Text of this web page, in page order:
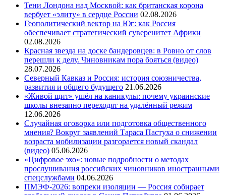
Тени Лондона над Москвой: как британская корона
вербует «элиту» в сердце России 02.08.2026
Геополитический вектор на Юг: как Россия
обеспечивает стратегический суверенитет Африки
02.08.2026
Красная звезда на доске бандеровцев: в Ровно от слов
перешли к делу. Чиновникам пора бояться (видео)
28.07.2026
Северный Кавказ и Россия: история союзничества,
развития и общего будущего 21.06.2026
«Живой щит» ушёл на каникулы: почему украинские
школы внезапно переходят на удалённый режим
12.06.2026
Случайная оговорка или подготовка общественного
мнения? Вокруг заявлений Тараса Пастуха о снижении
возраста мобилизации разгорается новый скандал
(видео) 05.06.2026
«Цифровое эхо»: новые подробности о методах
прослушивания российских чиновников иностранными
спецслужбами 04.06.2026
ПМЭФ-2026: вопреки изоляции — Россия собирает